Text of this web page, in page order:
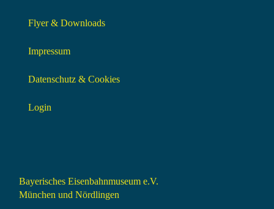
Flyer & Downloads
Impressum
Datenschutz & Cookies
Login
Bayerisches Eisenbahnmuseum e.V.
München und Nördlingen